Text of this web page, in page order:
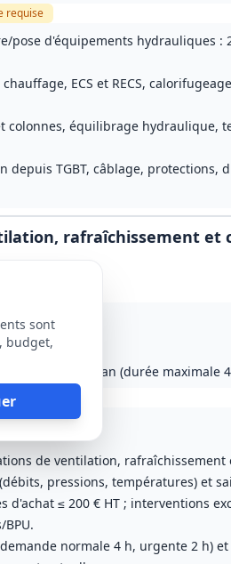
d'équipements hydrauliques :
ECS et RECS,
colonnes, équilibrage hydraulique,
TGBT, câblage, protections,
requise
sont
budget,
rafraîchissement et
de ventilation, rafraîchissement
pressions, températures) et
≤ 200 € HT ; interventions
normale 4 h, urgente 2 h)
jusqu'à 2 fois 1 an (durée maximale